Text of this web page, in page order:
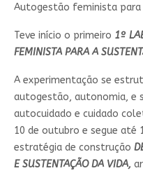
Autogestão feminista para
Teve início o primeiro 1º
FEMINISTA PARA A
A experimentação se
autogestão, autonomia, e
autocuidado e cuidado
10 de outubro e segue até
estratégia de construção
E SUSTENTAÇÃO DA VIDA,